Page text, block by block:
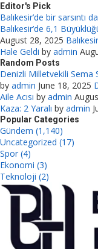
Editor's Pick
Balıkesir’de bir sarsıntı
Balıkesir’de 6,1
August 28, 2025
Hale Geldi by admin
Random Posts
Denizli Milletvekili Sema
by admin June 18, 2025
Aile Acısı by admin
Kaza: 2 Yaralı by admin
Popular Categories
Gündem (1,140)
Uncategorized (17)
Spor (4)
Ekonomi (3)
Teknoloji (2)